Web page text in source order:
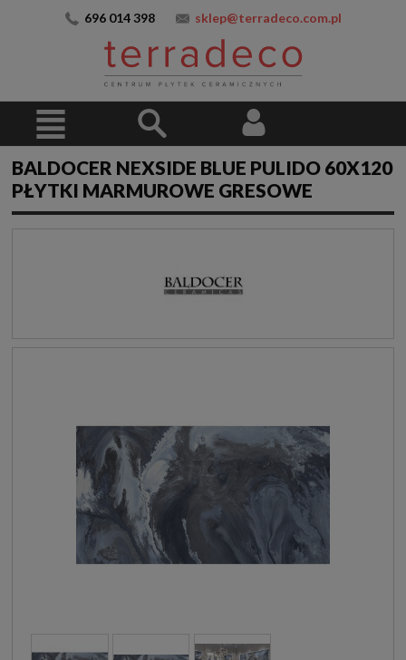
696 014 398 sklep@terradeco.com.pl
BALDOCER NEXSIDE BLUE PULIDO 60X120
PŁYTKI MARMUROWE GRESOWE